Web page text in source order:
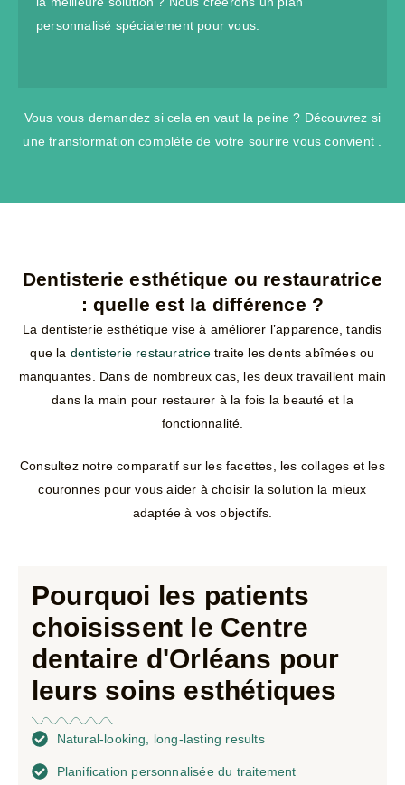
personnalisé spécialement pour vous.
Vous vous demandez si cela en vaut la peine ? Découvrez si
une transformation complète de votre sourire vous convient .
Dentisterie esthétique ou restauratrice
: quelle est la différence ?
La dentisterie esthétique vise à améliorer l’apparence, tandis
que la dentisterie restauratricetraite les dents abîmées ou
manquantes. Dans de nombreux cas, les deux travaillent main
dans la main pour restaurer à la fois la beauté et la
fonctionnalité.
Consultez notre comparatif sur les facettes, les collages et les
couronnes pour vous aider à choisir la solution la mieux
adaptée à vos objectifs.
Pourquoi les patients
choisissent le Centre
dentaire d'Orléans pour
leurs soins esthétiques
Natural-looking, long-lasting results
Planification personnalisée du traitement